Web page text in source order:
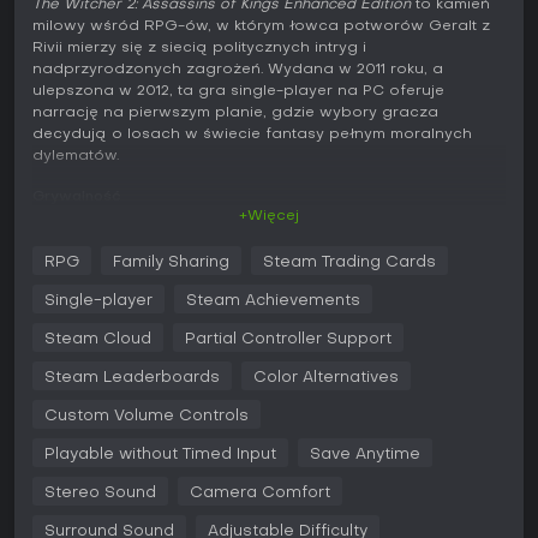
The Witcher 2: Assassins of Kings Enhanced Editionto kamień
milowy wśród RPG-ów, w którym łowca potworów Geralt z
Rivii mierzy się z siecią politycznych intryg i
nadprzyrodzonych zagrożeń. Wydana w 2011 roku, a
ulepszona w 2012, ta gra single-player na PC oferuje
narrację na pierwszym planie, gdzie wybory gracza
decydują o losach w świecie fantasy pełnym moralnych
dylematów.
sięgać po mistrzowskie szermiercze umiejętności Geralta
oraz magiczne znaki, takie jak ogniste pociski czy ochronne
bomb z zebranych składników może przechylić szalę
Eksploracja to wędrówka po szczegółowych lokacjach,
od decyzji oraz zarządzanie systemem alchemii dla
ulepszeń.
Mechaniki kładą nacisk na taktyczne opcje, jak zastawianie
noży. Możliwości skradania pozwalają omijać wrogów,
+Więcej
RPG Family Sharing Steam Trading Cards
Single-player Steam Achievements
Steam Cloud Partial Controller Support
Steam Leaderboards Color Alternatives
Custom Volume Controls
Playable without Timed Input Save Anytime
Stereo Sound Camera Comfort
Surround Sound Adjustable Difficulty